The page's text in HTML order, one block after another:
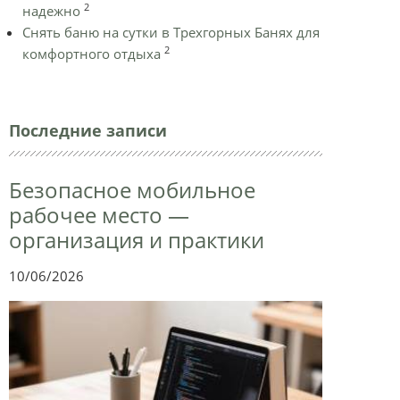
надежно 2
Снять баню на сутки в Трехгорных Банях для
комфортного отдыха 2
Последние записи
Безопасное мобильное
рабочее место —
организация и практики
10/06/2026